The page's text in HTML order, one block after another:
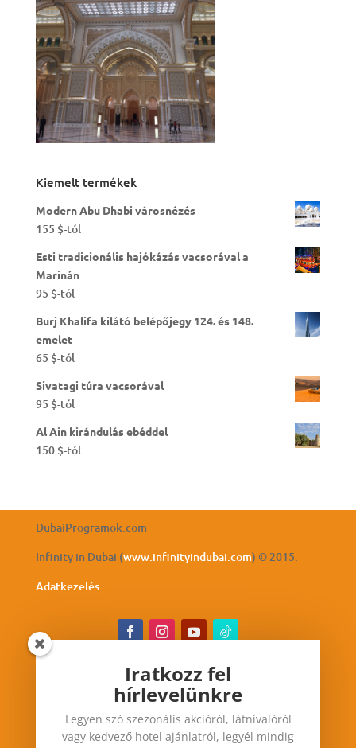
Kiemelt termékek
Modern Abu Dhabi városnézés
155 $-tól
Esti tradicionális hajókázás vacsorával a
Marinán
95 $-tól
Burj Khalifa kilátó belépőjegy 124. és 148.
emelet
65 $-tól
Sivatagi túra vacsorával
95 $-tól
Al Ain kirándulás ebéddel
150 $-tól
DubaiProgramok.com
Infinity in Dubai (www.infinityindubai.com) © 2015.
Adatkezelés
Iratkozz fel hírlevelünkre
Legyen szó szezonális akcióról, látnivalóról vagy
Iratkozz fel
hírlevelünkre
Legyen szó szezonális akcióról, látnivalóról
vagy kedvező hotel ajánlatról, legyél mindig